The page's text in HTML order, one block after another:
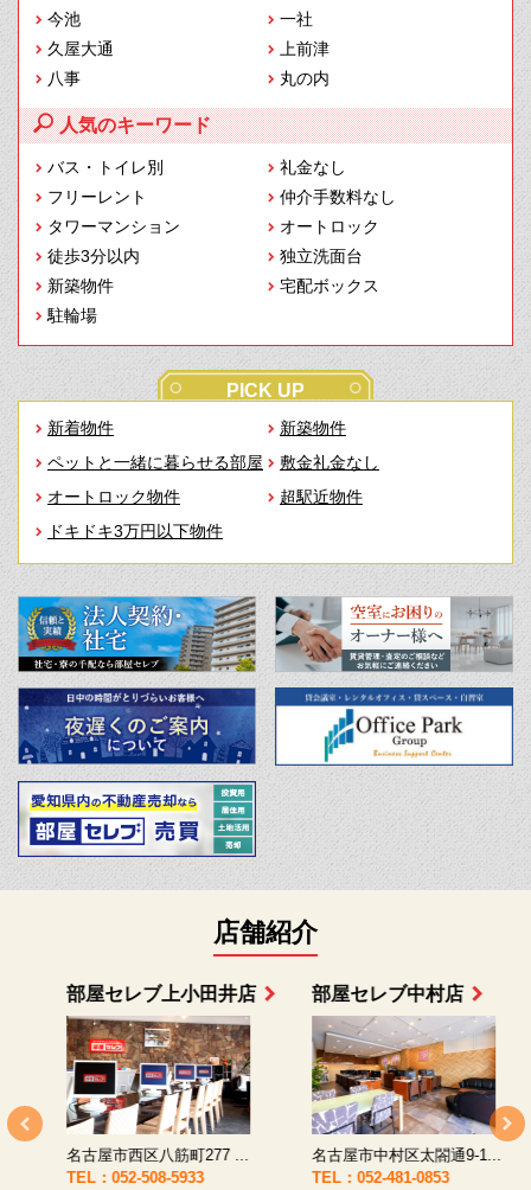
今池
一社
久屋大通
上前津
八事
丸の内
人気のキーワード
バス・トイレ別
礼金なし
フリーレント
仲介手数料なし
タワーマンション
オートロック
徒歩3分以内
独立洗面台
新築物件
宅配ボックス
駐輪場
PICK UP
新着物件
新築物件
ペットと一緒に暮らせる部屋
敷金礼金なし
オートロック物件
超駅近物件
ドキドキ3万円以下物件
店舗紹介
部屋セレブ上小田井店
名古屋市西区八筋町277 ...
TEL：052-508-5933
部屋セレブ中村店
名古屋市中村区太閤通9-1...
TEL：052-481-0853